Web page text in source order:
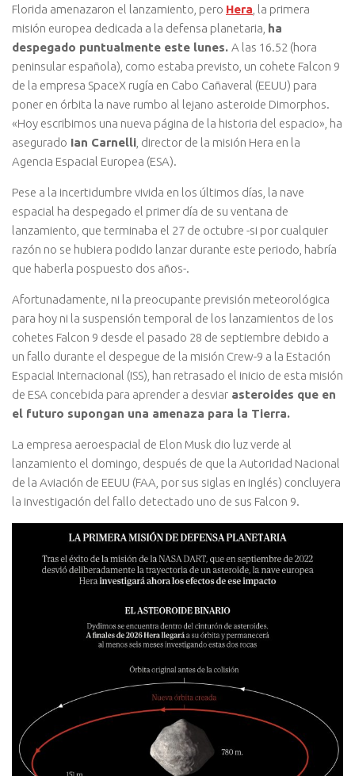
Florida amenazaron el lanzamiento, pero Hera , la primera
misión europea dedicada a la defensa planetaria, ha
despegado puntualmente este lunes. A las 16.52 (hora
peninsular española), como estaba previsto, un cohete Falcon 9
de la empresa SpaceX rugía en Cabo Cañaveral (EEUU) para
poner en órbita la nave rumbo al lejano asteroide Dimorphos.
«Hoy escribimos una nueva página de la historia del espacio», ha
asegurado Ian Carnelli , director de la misión Hera en la
Agencia Espacial Europea (ESA).
Pese a la incertidumbre vivida en los últimos días, la nave
espacial ha despegado el primer día de su ventana de
lanzamiento, que terminaba el 27 de octubre -si por cualquier
razón no se hubiera podido lanzar durante este periodo, habría
que haberla pospuesto dos años-.
Afortunadamente, ni la preocupante previsión meteorológica
para hoy ni la suspensión temporal de los lanzamientos de los
cohetes Falcon 9 desde el pasado 28 de septiembre debido a
un fallo durante el despegue de la misión Crew-9 a la Estación
Espacial Internacional (ISS), han retrasado el inicio de esta misión
de ESA concebida para aprender a desviar asteroides que en
el futuro supongan una amenaza para la Tierra.
La empresa aeroespacial de Elon Musk dio luz verde al
lanzamiento el domingo, después de que la Autoridad Nacional
de la Aviación de EEUU (FAA, por sus siglas en inglés) concluyera
la investigación del fallo detectado uno de sus Falcon 9.